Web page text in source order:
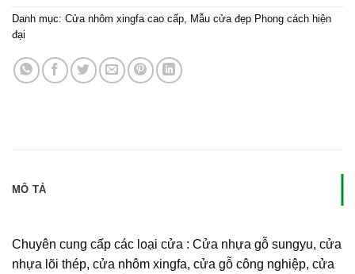
Danh mục: Cửa nhôm xingfa cao cấp, Mẫu cửa đẹp Phong cách hiện
đại
MÔ TẢ
Chuyên cung cấp các loại cửa : Cửa nhựa gỗ sungyu, cửa
nhựa lõi thép, cửa nhôm xingfa, cửa gỗ công nghiệp, cửa